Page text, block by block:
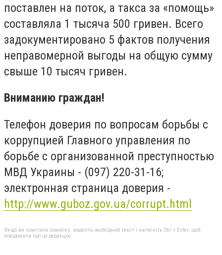
поставлен на поток, а такса за «помощь»
составляла 1 тысяча 500 гривен. Всего
задокументировано 5 фактов получения
неправомерной выгоды на общую сумму
свыше 10 тысяч гривен.
Вниманию граждан!
Телефон доверия по вопросам борьбы с
коррупцией Главного управления по
борьбе с организованной преступностью
МВД Украины - (097) 220-31-16;
электронная страница доверия -
http://www.guboz.gov.ua/corrupt.html
Якщо ви помітили помилку, виділіть необхідний текст і натисніть Ctrl + Enter, щоб
повідомити про це редакцію